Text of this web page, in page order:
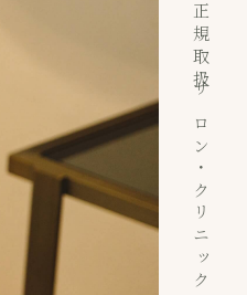
正規取扱サロン・クリニック